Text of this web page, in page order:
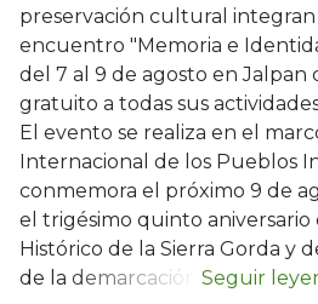
preservación cultural integran
encuentro "Memoria e
del 7 al 9 de agosto en Jalpan
gratuito a todas sus
El evento se realiza en el
Internacional de los Pueblos
conmemora el próximo 9 de
el trigésimo quinto aniversario
Histórico de la Sierra Gorda y
de la demarcación.